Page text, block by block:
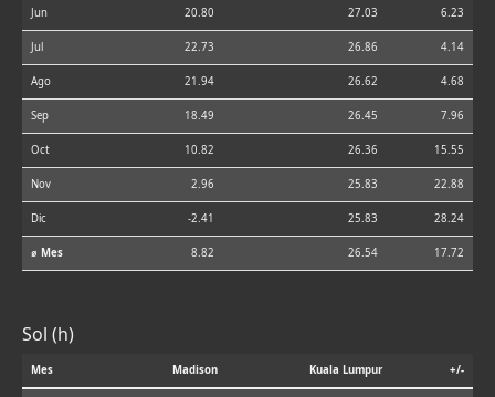
Jun 20.80 27.03 6.23
Jul 22.73 26.86 4.14
Ago 21.94 26.62 4.68
Sep 18.49 26.45 7.96
Oct 10.82 26.36 15.55
Nov 2.96 25.83 22.88
Dic -2.41 25.83 28.24
⌀ Mes 8.82 26.54 17.72
Sol (h)
Mes Madison Kuala Lumpur +/-